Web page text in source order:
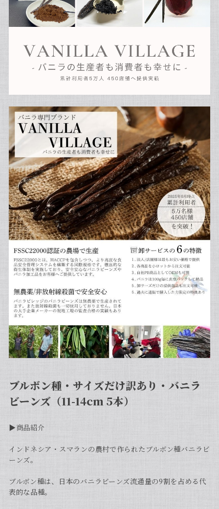
ブルボン種・サイズだけ訳あり・バニラ
ビーンズ（11-14cm 5本）
▶︎商品紹介
インドネシア・スマランの農村で作られたブルボン種バニラビ
ーンズ。
ブルボン種は、日本のバニラビーンズ流通量の9割を占める代
表的な品種。